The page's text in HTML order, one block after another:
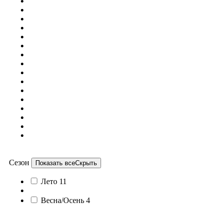
Сезон Показать всеСкрыть
Лето 11
Весна/Осень 4